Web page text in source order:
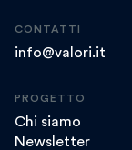
CONTATTI
info@valori.it
PROGETTO
Chi siamo
Newsletter